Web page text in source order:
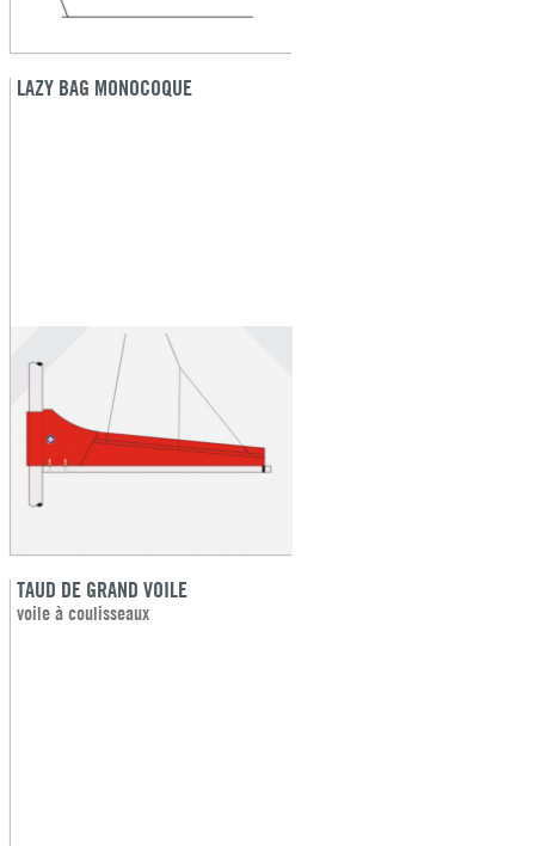
LAZY BAG MONOCOQUE
TAUD DE GRAND VOILE
voile à coulisseaux